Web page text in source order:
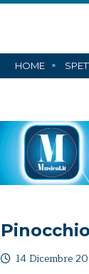
HOME
14 Dicembre